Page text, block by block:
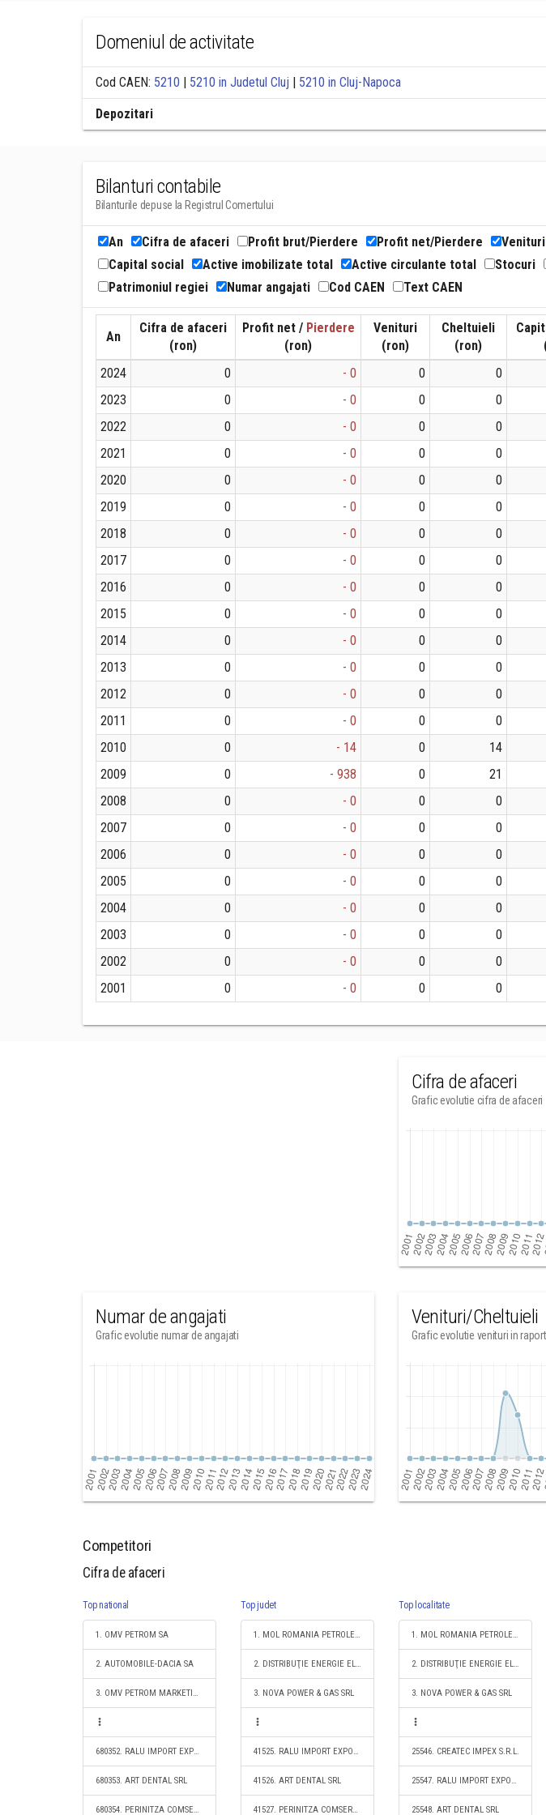
Domeniul de activitate
Cod CAEN: 5210 | 5210 in Judetul Cluj | 5210 in Cluj-Napoca
Depozitari
Bilanturi contabile
Bilanturile depuse la Registrul Comertului
An Cifra de afaceri Profit brut/Pierdere Profit net/Pierdere Venituri
Capital social
Active imobilizate total Active circulante total Stocuri
Patrimoniul regiei
Numar angajati Cod CAEN Text CAEN
An
Cifra de afaceri
(ron)
Profit net / Pierdere
(ron)
Venituri
(ron)
Cheltuieli
(ron)
2024
0 - 0 0 0
2023
0 - 0 0 0
2022
0 - 0 0 0
2021
0 - 0 0 0
2020
0 - 0 0 0
2019
0 - 0 0 0
2018
0 - 0 0 0
2017
0 - 0 0 0
2016
0 - 0 0 0
2015
0 - 0 0 0
2014
0 - 0 0 0
2013
0 - 0 0 0
2012
0 - 0 0 0
2011
0 - 0 0 0
2010
0 - 14 0 14
2009
0 - 938 0 21
2008
0 - 0 0 0
2007
0 - 0 0 0
2006
0 - 0 0 0
2005
0 - 0 0 0
2004
0 - 0 0 0
2003
0 - 0 0 0
2002
0 - 0 0 0
2001
0 - 0 0 0
Cifra de afaceri
Grafic evolutie cifra de afaceri
Numar de angajati
Grafic evolutie numar de angajati
Venituri/Cheltuieli
Grafic evolutie venituri in
Competitori
Cifra de afaceri
Top national
1. OMV PETROM SA
2. AUTOMOBILE-DACIA SA
3. OMV PETROM MARKETING SRL
680352. RALU IMPORT EXPORT SRL
680353. ART DENTAL SRL
680354. PERINITZA COMSERV S.R.L.
Top judet
1. MOL ROMANIA PETROLEUM PRODUCTS SRL
2. DISTRIBUŢIE ENERGIE ELECTRICĂ ROMANIA S.A.
3. NOVA POWER & GAS SRL
41525. RALU IMPORT EXPORT SRL
41526. ART DENTAL SRL
41527. PERINITZA COMSERV S.R.L.
Top localitate
1. MOL ROMANIA PETROLEUM PRODUCTS SRL
2. DISTRIBUŢIE ENERGIE ELECTRICĂ ROMANIA S.A.
3. NOVA POWER & GAS SRL
25546. CREATEC IMPEX S.R.L.
25547. RALU IMPORT EXPORT SRL
25548. ART DENTAL SRL